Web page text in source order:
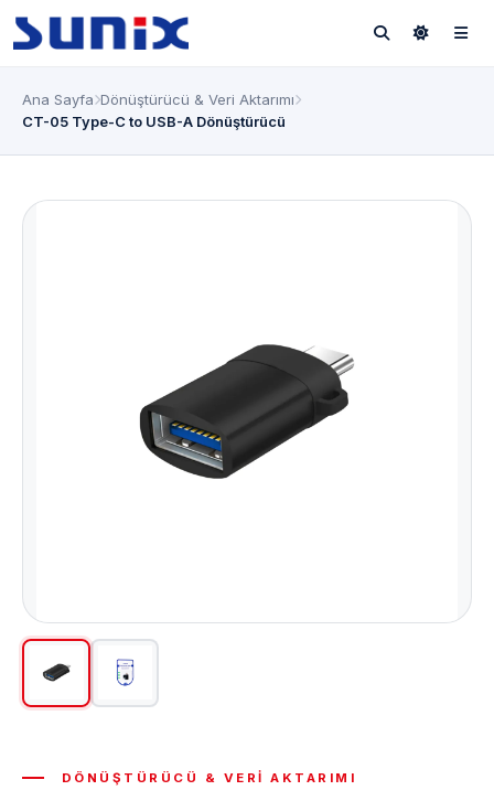
Ana Sayfa Dönüştürücü & Veri Aktarımı
CT-05 Type-C to USB-A Dönüştürücü
DÖNÜŞTÜRÜCÜ & VERI AKTARIMI